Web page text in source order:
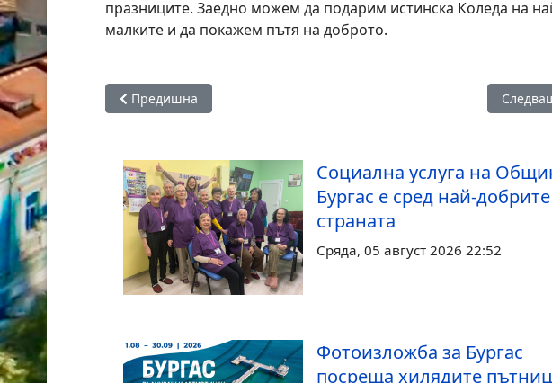
празниците. Заедно можем да подарим истинска Коледа на
малките и да покажем пътя на доброто.
Предишна статия: Фирмите за зимна поддръжка на пътищата в
Предишна
Социална услуга на
Бургас е сред най-
страната
Сряда, 05 август 2026 22:52
Фотоизложба за Бургас
посреща хилядите